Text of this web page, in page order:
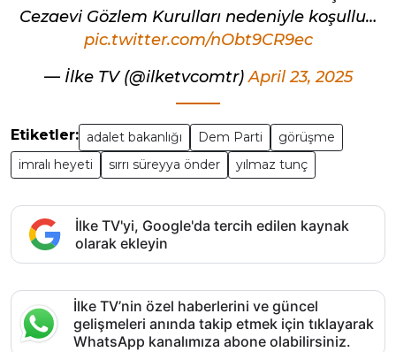
Cezaevi Gözlem Kurulları nedeniyle koşullu…
pic.twitter.com/nObt9CR9ec
— İlke TV (@ilketvcomtr)April 23, 2025
Etiketler: adalet bakanlığı Dem Parti
görüşme
imralı heyeti
sırrı süreyya önder yılmaz tunç
İlke TV'yi, Google'da tercih edilen kaynak
olarak ekleyin
İlke TV’nin özel haberlerini ve güncel
gelişmeleri anında takip etmek için tıklayarak
WhatsApp kanalımıza abone olabilirsiniz.